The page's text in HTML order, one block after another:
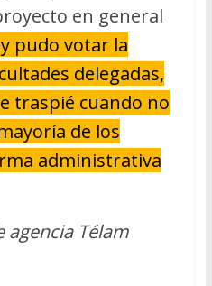
en general
pudo votar la
delegadas,
traspié cuando no
de los
administrativa
agencia Télam